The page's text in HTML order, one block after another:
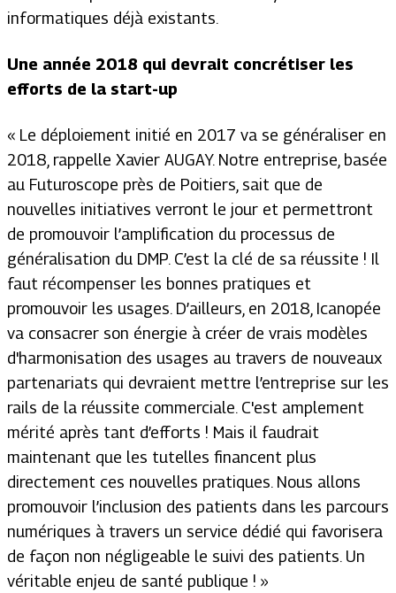
informatiques déjà existants.
Une année 2018 qui devrait concrétiser les
efforts de la start-up
« Le déploiement initié en 2017 va se généraliser en
2018 , rappelle Xavier AUGAY. Notre entreprise, basée
au Futuroscope près de Poitiers, sait que de
nouvelles initiatives verront le jour et permettront
de promouvoir l’amplification du processus de
généralisation du DMP. C’est la clé de sa réussite ! Il
faut récompenser les bonnes pratiques et
promouvoir les usages. D’ailleurs, en 2018, Icanopée
va consacrer son énergie à créer de vrais modèles
d'harmonisation des usages au travers de nouveaux
partenariats qui devraient mettre l’entreprise sur les
rails de la réussite commerciale. C'est amplement
mérité après tant d’efforts ! Mais il faudrait
maintenant que les tutelles financent plus
directement ces nouvelles pratiques. Nous allons
promouvoir l’inclusion des patients dans les parcours
numériques à travers un service dédié qui favorisera
de façon non négligeable le suivi des patients. Un
véritable enjeu de santé publique ! »